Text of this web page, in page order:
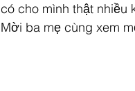
có cho mình thật nhiều
Mời ba mẹ cùng xem